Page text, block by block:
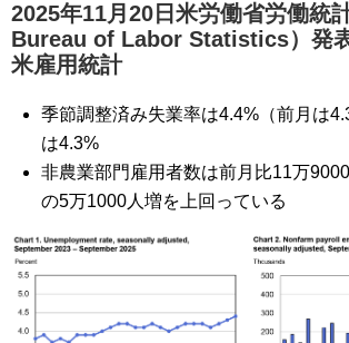
2025年11月20日米労働省労働統
Bureau of Labor Statistics）発
米雇用統計
季節調整済み失業率は4.4%（前月は
は4.3%
非農業部門雇用者数は前月比11万
の5万1000人増を上回っている